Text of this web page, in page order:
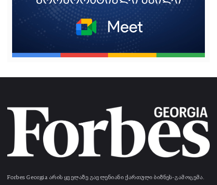
Forbes Georgia არის ყველაზე გავლენიანი ქართული ბიზნეს-გამოცემა.